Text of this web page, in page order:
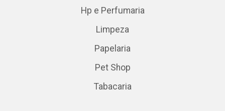
Hp e Perfumaria
Limpeza
Papelaria
Pet Shop
Tabacaria